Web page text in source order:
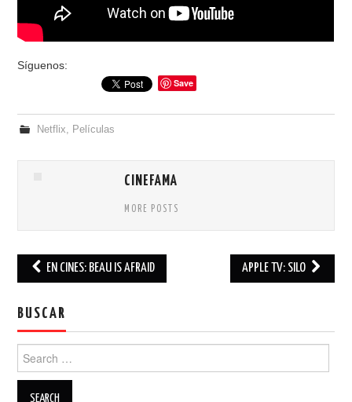
Síguenos:
Save
Netflix Películas
CINEFAMA
MORE POSTS
EN CINES: BEAU IS AFRAID APPLE TV: SILO
BUSCAR
Search for: